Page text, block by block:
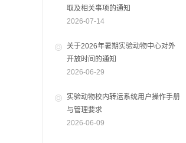
取及相关事项的通知
2026-07-14
关于2026年暑期实验动物中心对外
开放时间的通知
2026-06-29
实验动物校内转运系统用户操作手册
与管理要求
2026-06-09